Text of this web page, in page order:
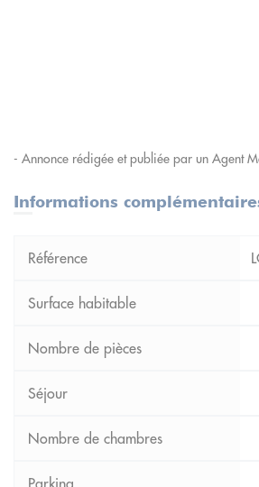
- Annonce rédigée et publiée par un Agent
Informations